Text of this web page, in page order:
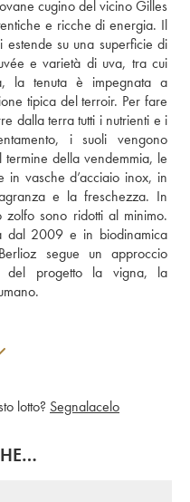
cugino del vicino Gilles
e ricche di energia. Il
su una superficie di
e varietà di uva, tra cui
la tenuta è impegnata a
tipica del terroir. Per fare
dalla terra tutti i nutrienti e i
i suoli vengono
della vendemmia, le
in vasche d’acciaio inox, in
e la freschezza. In
sono ridotti al minimo.
dal 2009 e in biodinamica
segue un approccio
del progetto la vigna, la
lotto? Segnalacelo